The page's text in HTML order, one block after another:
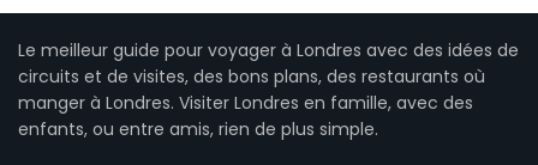
Le meilleur guide pour voyager à Londres avec des idées de
circuits et de visites, des bons plans, des restaurants où
manger à Londres. Visiter Londres en famille, avec des
enfants, ou entre amis, rien de plus simple.